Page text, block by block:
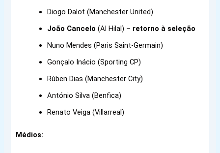
Diogo Dalot (Manchester United)
João Cancelo (Al Hilal) – retorno à seleção
Nuno Mendes (Paris Saint-Germain)
Gonçalo Inácio (Sporting CP)
Rúben Dias (Manchester City)
António Silva (Benfica)
Renato Veiga (Villarreal)
Médios: